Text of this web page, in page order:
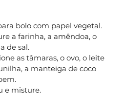
bolo com papel vegetal.
a farinha, a amêndoa, o
de sal.
as tâmaras, o ovo, o leite
a manteiga de coco
e misture.